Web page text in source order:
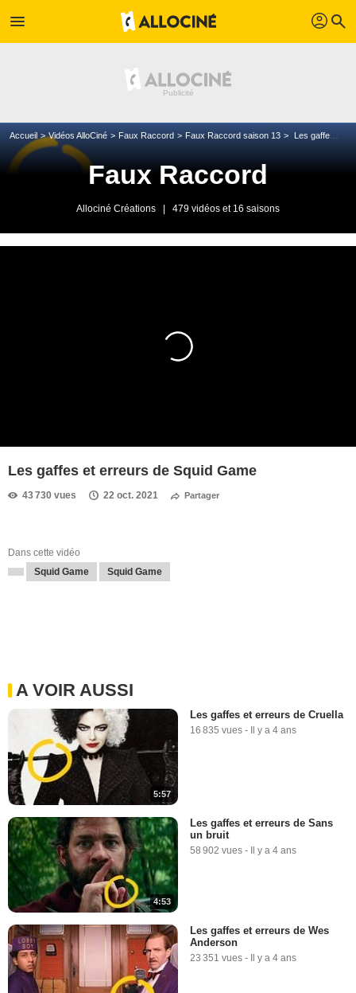
menu profil search
Accueil Vidéos AlloCiné Faux Raccord Faux Raccord saison 13 Les gaffes et erreurs de Squid Game
Faux Raccord
Allociné Créations 479 vidéos et 16 saisons
Les gaffes et erreurs de Squid Game
43 730 vues 22 oct. 2021 Partager
Dans cette vidéo
Squid Game
Squid Game
A VOIR AUSSI
5:57
Les gaffes et erreurs de Cruella
16 835 vues - Il y a 4 ans
4:53
Les gaffes et erreurs de Sans
un bruit
58 902 vues - Il y a 4 ans
Les gaffes et erreurs de Wes
Anderson
23 351 vues - Il y a 4 ans